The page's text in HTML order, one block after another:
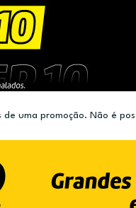
uma promoção. Não é